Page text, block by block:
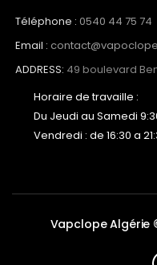
Téléphone : 0540 44 75 74
Email :
ADDRESS: 49 boulevard
Horaire de travaille :
Du Jeudi au Samedi
Vendredi : de 16:30 a
Vapclope Algérie